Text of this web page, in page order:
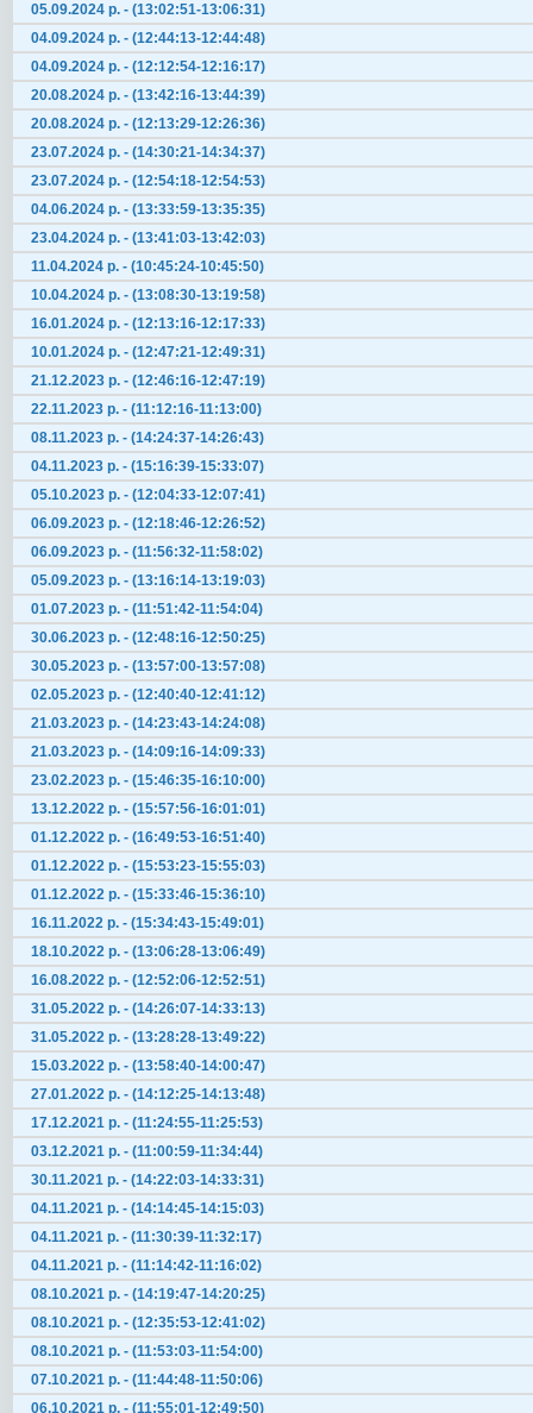
05.09.2024 р. - (13:02:51-13:06:31)
04.09.2024 р. - (12:44:13-12:44:48)
04.09.2024 р. - (12:12:54-12:16:17)
20.08.2024 р. - (13:42:16-13:44:39)
20.08.2024 р. - (12:13:29-12:26:36)
23.07.2024 р. - (14:30:21-14:34:37)
23.07.2024 р. - (12:54:18-12:54:53)
04.06.2024 р. - (13:33:59-13:35:35)
23.04.2024 р. - (13:41:03-13:42:03)
11.04.2024 р. - (10:45:24-10:45:50)
10.04.2024 р. - (13:08:30-13:19:58)
16.01.2024 р. - (12:13:16-12:17:33)
10.01.2024 р. - (12:47:21-12:49:31)
21.12.2023 р. - (12:46:16-12:47:19)
22.11.2023 р. - (11:12:16-11:13:00)
08.11.2023 р. - (14:24:37-14:26:43)
04.11.2023 р. - (15:16:39-15:33:07)
05.10.2023 р. - (12:04:33-12:07:41)
06.09.2023 р. - (12:18:46-12:26:52)
06.09.2023 р. - (11:56:32-11:58:02)
05.09.2023 р. - (13:16:14-13:19:03)
01.07.2023 р. - (11:51:42-11:54:04)
30.06.2023 р. - (12:48:16-12:50:25)
30.05.2023 р. - (13:57:00-13:57:08)
02.05.2023 р. - (12:40:40-12:41:12)
21.03.2023 р. - (14:23:43-14:24:08)
21.03.2023 р. - (14:09:16-14:09:33)
23.02.2023 р. - (15:46:35-16:10:00)
13.12.2022 р. - (15:57:56-16:01:01)
01.12.2022 р. - (16:49:53-16:51:40)
01.12.2022 р. - (15:53:23-15:55:03)
01.12.2022 р. - (15:33:46-15:36:10)
16.11.2022 р. - (15:34:43-15:49:01)
18.10.2022 р. - (13:06:28-13:06:49)
16.08.2022 р. - (12:52:06-12:52:51)
31.05.2022 р. - (14:26:07-14:33:13)
31.05.2022 р. - (13:28:28-13:49:22)
15.03.2022 р. - (13:58:40-14:00:47)
27.01.2022 р. - (14:12:25-14:13:48)
17.12.2021 р. - (11:24:55-11:25:53)
03.12.2021 р. - (11:00:59-11:34:44)
30.11.2021 р. - (14:22:03-14:33:31)
04.11.2021 р. - (14:14:45-14:15:03)
04.11.2021 р. - (11:30:39-11:32:17)
04.11.2021 р. - (11:14:42-11:16:02)
08.10.2021 р. - (14:19:47-14:20:25)
08.10.2021 р. - (12:35:53-12:41:02)
08.10.2021 р. - (11:53:03-11:54:00)
07.10.2021 р. - (11:44:48-11:50:06)
06.10.2021 р. - (11:55:01-12:49:50)